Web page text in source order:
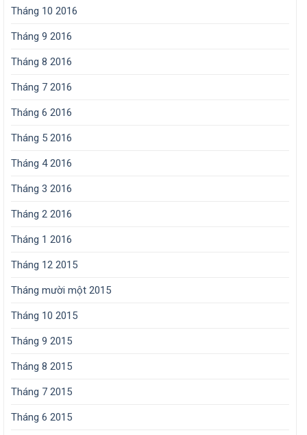
Tháng 10 2016
Tháng 9 2016
Tháng 8 2016
Tháng 7 2016
Tháng 6 2016
Tháng 5 2016
Tháng 4 2016
Tháng 3 2016
Tháng 2 2016
Tháng 1 2016
Tháng 12 2015
Tháng mười một 2015
Tháng 10 2015
Tháng 9 2015
Tháng 8 2015
Tháng 7 2015
Tháng 6 2015